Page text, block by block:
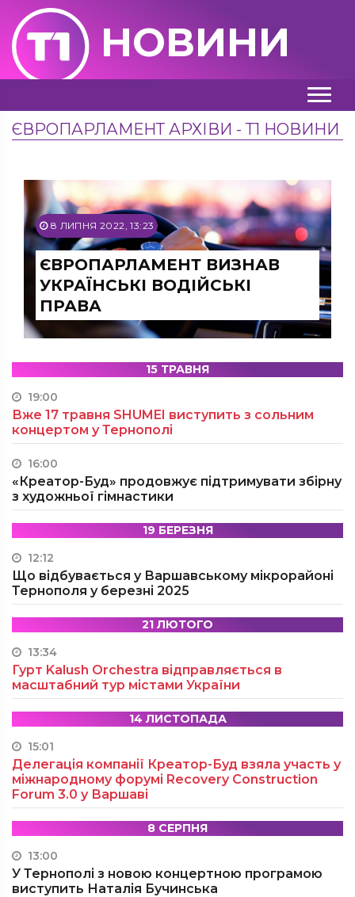
НОВИНИ
ЄВРОПАРЛАМЕНТ АРХІВИ - Т1 НОВИНИ
8 ЛИПНЯ 2022, 13:23
ЄВРОПАРЛАМЕНТ ВИЗНАВ
УКРАЇНСЬКІ ВОДІЙСЬКІ
ПРАВА
15 ТРАВНЯ
19:00
Вже 17 травня SHUMEI виступить з сольним
концертом у Тернополі
16:00
«Креатор-Буд» продовжує підтримувати збірну
з художньої гімнастики
19 БЕРЕЗНЯ
12:12
Що відбувається у Варшавському мікрорайоні
Тернополя у березні 2025
21 ЛЮТОГО
13:34
Гурт Kalush Orchestra відправляється в
масштабний тур містами України
14 ЛИСТОПАДА
15:01
Делегація компанії Креатор-Буд взяла участь у
міжнародному форумі Recovery Construction
Forum 3.0 у Варшаві
8 СЕРПНЯ
13:00
У Тернополі з новою концертною програмою
виступить Наталія Бучинська